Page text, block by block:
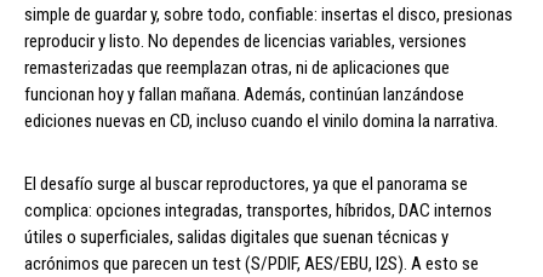
simple de guardar y, sobre todo, confiable: insertas el disco, presionas
reproducir y listo. No dependes de licencias variables, versiones
remasterizadas que reemplazan otras, ni de aplicaciones que
funcionan hoy y fallan mañana. Además, continúan lanzándose
ediciones nuevas en CD, incluso cuando el vinilo domina la narrativa.
El desafío surge al buscar reproductores, ya que el panorama se
complica: opciones integradas, transportes, híbridos, DAC internos
útiles o superficiales, salidas digitales que suenan técnicas y
acrónimos que parecen un test (S/PDIF, AES/EBU, I2S). A esto se